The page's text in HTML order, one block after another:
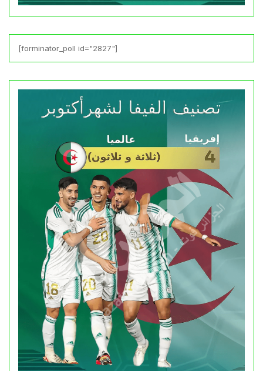
[forminator_poll id="2827"]